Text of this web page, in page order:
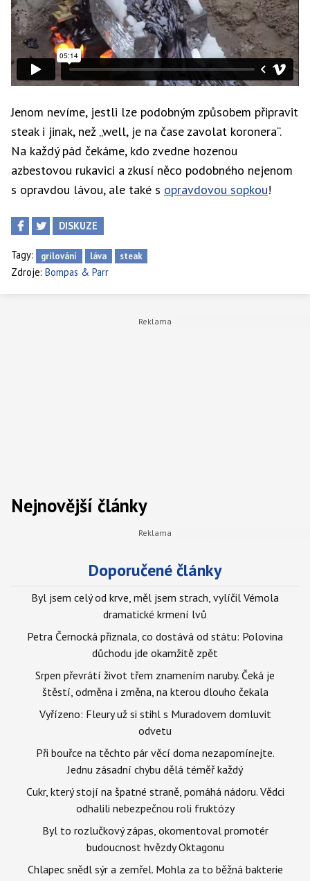
Jenom nevíme, jestli lze podobným způsobem připravit
steak i jinak, než „well, je na čase zavolat koronera“.
Na každý pád čekáme, kdo zvedne hozenou
azbestovou rukavici a zkusí něco podobného nejenom
s opravdou lávou, ale také s opravdovou sopkou!
DISKUZE
Tagy: grilování láva steak
Zdroje: Bompas & Parr
Nejnovější články
Doporučené články
Byl jsem celý od krve, měl jsem strach, vylíčil Vémola
dramatické krmení lvů
Petra Černocká přiznala, co dostává od státu: Polovina
důchodu jde okamžitě zpět
Srpen převrátí život třem znamením naruby. Čeká je
štěstí, odměna i změna, na kterou dlouho čekala
Vyřízeno: Fleury už si stihl s Muradovem domluvit
odvetu
Při bouřce na těchto pár věcí doma nezapomínejte.
Jednu zásadní chybu dělá téměř každý
Cukr, který stojí na špatné straně, pomáhá nádoru. Vědci
odhalili nebezpečnou roli fruktózy
Byl to rozlučkový zápas, okomentoval promotér
budoucnost hvězdy Oktagonu
Chlapec snědl sýr a zemřel. Mohla za to běžná bakterie